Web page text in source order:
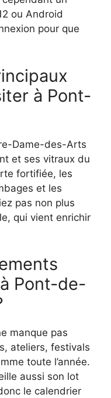
ou Android
pour que
à Pont-
Dame-des-Arts
et ses vitraux du
fortifiée, les
et les
pas non plus
qui vient enrichir
Pont-de-
manque pas
ateliers, festivals
toute l’année.
aussi son lot
le calendrier